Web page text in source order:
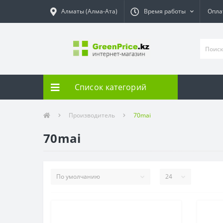
Алматы (Алма-Ата) Время работы
Список категорий
Производитель 70mai
70mai